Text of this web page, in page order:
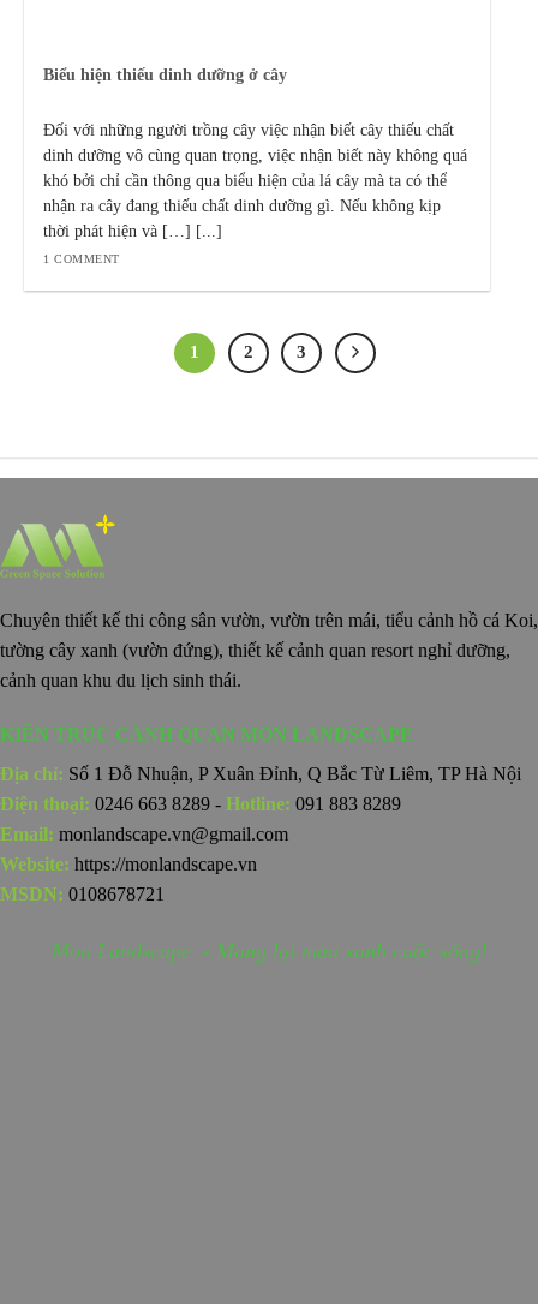
Biểu hiện thiếu dinh dưỡng ở cây
Đối với những người trồng cây việc nhận biết cây thiếu chất
dinh dưỡng vô cùng quan trọng, việc nhận biết này không quá
khó bởi chỉ cần thông qua biểu hiện của lá cây mà ta có thể
nhận ra cây đang thiếu chất dinh dưỡng gì. Nếu không kịp
thời phát hiện và […] [...]
1 COMMENT
1 2 3
Chuyên thiết kế thi công sân vườn, vườn trên mái, tiểu cảnh hồ cá Koi,
tường cây xanh (vườn đứng), thiết kế cảnh quan resort nghỉ dưỡng,
cảnh quan khu du lịch sinh thái.
KIẾN TRÚC CẢNH QUAN MON LANDSCAPE
Địa chỉ: Số 1 Đỗ Nhuận, P Xuân Đỉnh, Q Bắc Từ Liêm, TP Hà Nội
Điện thoại: 0246 663 8289 - Hotline: 091 883 8289
Email: monlandscape.vn@gmail.com
Website: https://monlandscape.vn
MSDN: 0108678721
Mon Landscape - Mang lại màu xanh cuộc sống!